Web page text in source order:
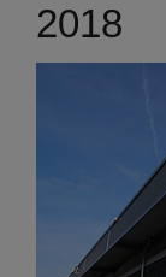
2018